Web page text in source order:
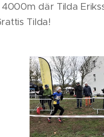
4000m där Tilda
Tilda!